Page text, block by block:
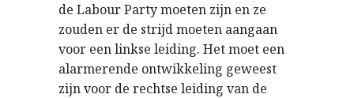
de Labour Party moeten zijn en ze
zouden er de strijd moeten aangaan
voor een linkse leiding. Het moet een
alarmerende ontwikkeling geweest
zijn voor de rechtse leiding van de